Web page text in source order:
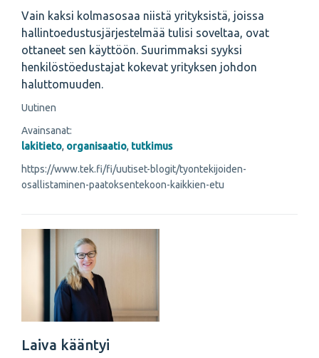
Vain kaksi kolmasosaa niistä yrityksistä, joissa
hallintoedustusjärjestelmää tulisi soveltaa, ovat
ottaneet sen käyttöön. Suurimmaksi syyksi
henkilöstöedustajat kokevat yrityksen johdon
haluttomuuden.
Uutinen
Avainsanat:
lakitieto, organisaatio, tutkimus
https://www.tek.fi/fi/uutiset-blogit/tyontekijoiden-
osallistaminen-paatoksentekoon-kaikkien-etu
Laiva kääntyi